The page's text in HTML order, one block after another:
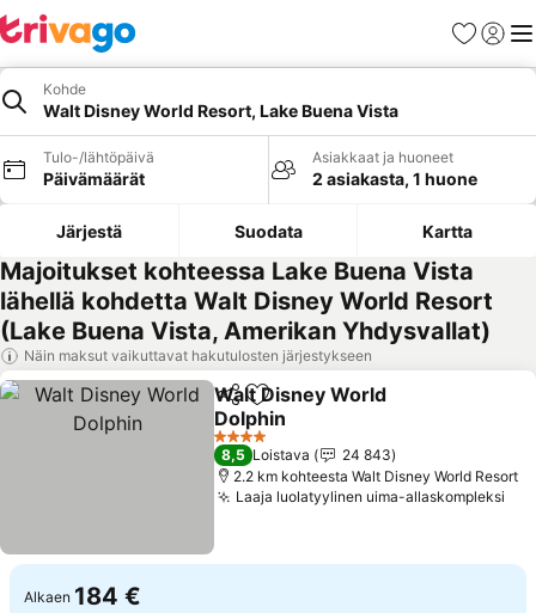
Suosikit
Kohde
Walt Disney World Resort, Lake Buena Vista
Tulo-/lähtöpäivä
Päivämäärät
Asiakkaat ja huoneet
2 asiakasta, 1 huone
Järjestä Suodata Kartta
Majoitukset kohteessa Lake Buena Vista
lähellä kohdetta Walt Disney World Resort
(Lake Buena Vista, Amerikan Yhdysvallat)
Näin maksut vaikuttavat hakutulosten järjestykseen
Jaa Lisää suosikkeihin
Walt Disney World
Dolphin
Katso hinnat
4 Tähtiluokitus
8,5 Loistava
24 843
2.2 km kohteesta Walt Disney World Resort
Laaja luolatyylinen uima-allaskompleksi
Alkaen 184 €